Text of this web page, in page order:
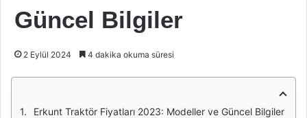
Güncel Bilgiler
2 Eylül 2024 4 dakika okuma süresi
Erkunt Traktör Fiyatları 2023: Modeller ve Güncel Bilgiler